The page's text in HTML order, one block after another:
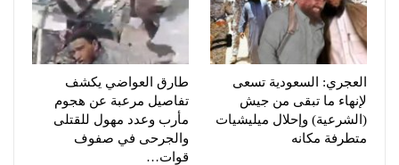
العجري: السعودية تسعى
لإنهاء ما تبقى من جيش
(الشرعية) وإحلال ميليشيات
متطرفة مكانه
طارق العواضي يكشف
تفاصيل مرعبة عن هجوم
مأرب وعدد مهول للقتلى
والجرحى في صفوف
قوات…